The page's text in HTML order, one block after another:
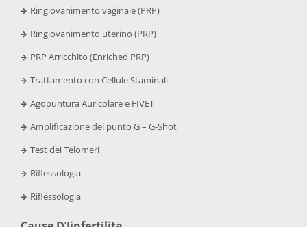
Ringiovanimento vaginale (PRP)
Ringiovanimento uterino (PRP)
PRP Arricchito (Enriched PRP)
Trattamento con Cellule Staminali
Agopuntura Auricolare e FIVET
Amplificazione del punto G – G-Shot
Test dei Telomeri
Riflessologia
Riflessologia